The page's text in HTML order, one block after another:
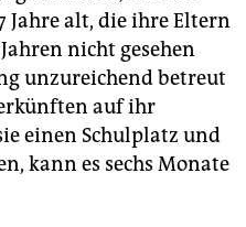
Jahre alt, die ihre Eltern
nicht gesehen
unzureichend betreut
auf ihr
einen Schulplatz und
kann es sechs Monate